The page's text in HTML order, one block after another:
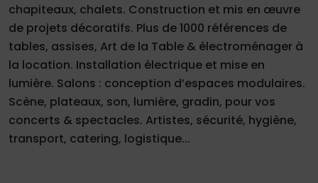
chapiteaux, chalets. Construction et mis en œuvre
de projets décoratifs. Plus de 1000 références de
tables, assises, Art de la Table & électroménager à
la location. Installation électrique et mise en
lumière. Salons : conception d’espaces modulaires.
Scène, plateaux, son, lumière, gradin, pour vos
concerts & spectacles. Artistes, sécurité, hygiène,
transport, catering, logistique...